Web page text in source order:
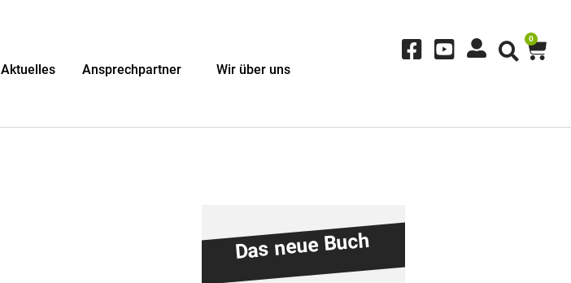
Aktuelles Ansprechpartner Wir über uns
0
Das neue Buch